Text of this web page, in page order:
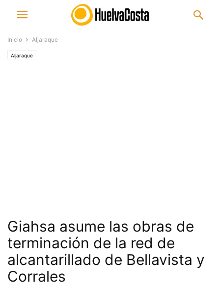
Inicio Aljaraque
Aljaraque
Giahsa asume las obras de
terminación de la red de
alcantarillado de Bellavista y
Corrales